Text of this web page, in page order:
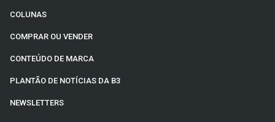
COLUNAS
COMPRAR OU VENDER
CONTEÚDO DE MARCA
PLANTÃO DE NOTÍCIAS DA B3
NEWSLETTERS